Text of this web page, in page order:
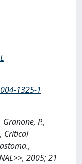
1325-1
P.,
Critical
2005; 21